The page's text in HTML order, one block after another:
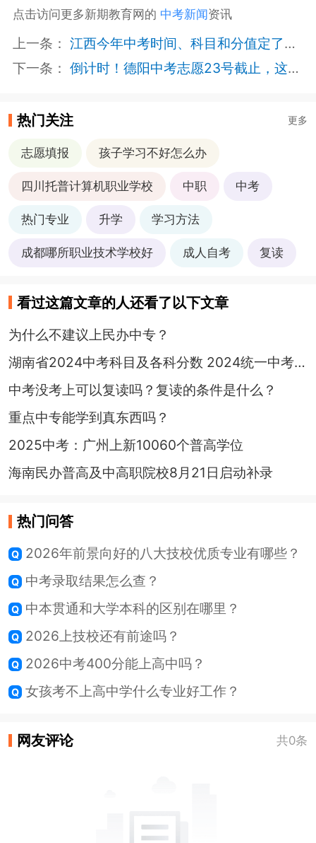
点击访问更多新期教育网的 中考新闻资讯
上一条： 江西今年中考时间、科目和分值定了！这些情况可加分
下一条： 倒计时！德阳中考志愿23号截止，这些事项务必注意
热门关注 更多
志愿填报 孩子学习不好怎么办
四川托普计算机职业学校 中职 中考
热门专业 升学 学习方法
成都哪所职业技术学校好 成人自考 复读
看过这篇文章的人还看了以下文章
为什么不建议上民办中专？
湖南省2024中考科目及各科分数 2024统一中考9个科目试卷结构
中考没考上可以复读吗？复读的条件是什么？
重点中专能学到真东西吗？
2025中考：广州上新10060个普高学位
海南民办普高及中高职院校8月21日启动补录
热门问答
2026年前景向好的八大技校优质专业有哪些？
中考录取结果怎么查？
中本贯通和大学本科的区别在哪里？
2026上技校还有前途吗？
2026中考400分能上高中吗？
女孩考不上高中学什么专业好工作？
网友评论 共0条